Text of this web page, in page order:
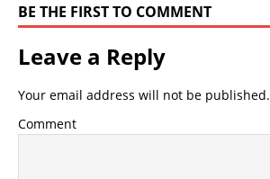
BE THE FIRST TO COMMENT
Leave a Reply
Your email address will not be published.
Comment